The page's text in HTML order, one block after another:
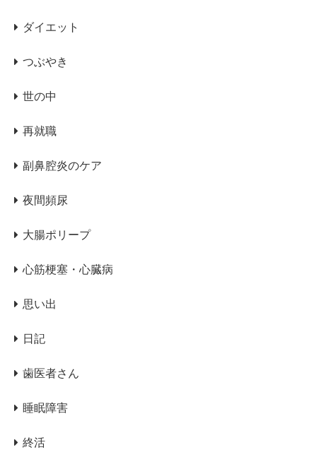
ダイエット
つぶやき
世の中
再就職
副鼻腔炎のケア
夜間頻尿
大腸ポリープ
心筋梗塞・心臓病
思い出
日記
歯医者さん
睡眠障害
終活